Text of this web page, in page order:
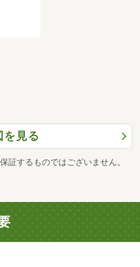
を見る
証するものではございません。